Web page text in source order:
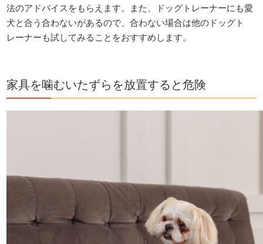
法のアドバイスをもらえます。また、ドッグトレーナーにも愛
犬と合う合わないがあるので、合わない場合は他のドッグト
レーナーも試してみることをおすすめします。
家具を噛むいたずらを放置すると危険